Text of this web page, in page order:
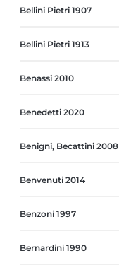
Bellini Pietri 1907
Bellini Pietri 1913
Benassi 2010
Benedetti 2020
Benigni, Becattini 2008
Benvenuti 2014
Benzoni 1997
Bernardini 1990